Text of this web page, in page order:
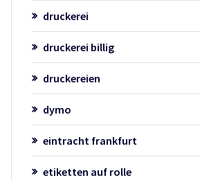
druckerei
druckerei billig
druckereien
dymo
eintracht frankfurt
etiketten auf rolle